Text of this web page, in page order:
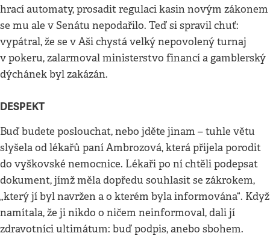
hrací automaty, prosadit regulaci kasin novým zákonem
se mu ale v Senátu nepodařilo. Teď si spravil chuť:
vypátral, že se v Aši chystá velký nepovolený turnaj
v pokeru, zalarmoval ministerstvo financí a gamblerský
dýchánek byl zakázán.
DESPEKT
Buď budete poslouchat, nebo jděte jinam – tuhle větu
slyšela od lékařů paní Ambrozová, která přijela porodit
do vyškovské nemocnice. Lékaři po ní chtěli podepsat
dokument, jímž měla dopředu souhlasit se zákrokem,
„který jí byl navržen a o kterém byla informována“. Když
namítala, že ji nikdo o ničem neinformoval, dali jí
zdravotníci ultimátum: buď podpis, anebo sbohem.